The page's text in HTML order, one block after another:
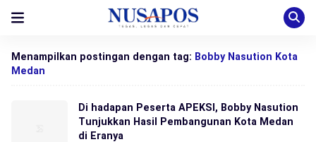
Menampilkan postingan dengan tag: Bobby Nasution Kota
Medan
Di hadapan Peserta APEKSI, Bobby Nasution
Tunjukkan Hasil Pembangunan Kota Medan
di Eranya